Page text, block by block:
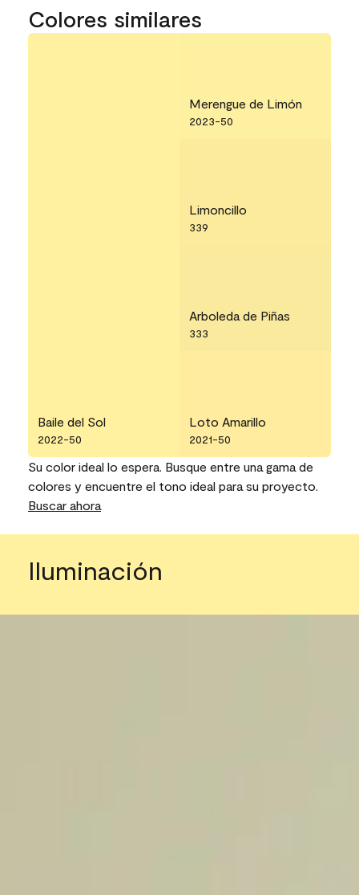
Colores similares
Baile del Sol
2022-50
Merengue de Limón
2023-50
Limoncillo
339
Arboleda de Piñas
333
Loto Amarillo
2021-50
Su color ideal lo espera. Busque entre una gama de
colores y encuentre el tono ideal para su proyecto.
Buscar ahora
Iluminación